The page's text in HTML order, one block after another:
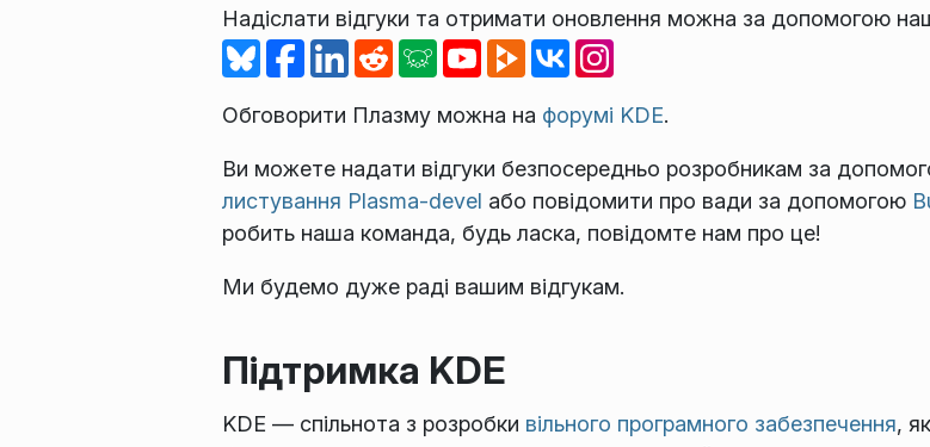
Надіслати відгуки та отримати оновлення можна за допомогою
Обговорити Плазму можна на форумі KDE.
Ви можете надати відгуки безпосередньо розробникам за
листування Plasma-devel або повідомити про вади за допомогою
робить наша команда, будь ласка, повідомте нам про це!
Ми будемо дуже раді вашим відгукам.
Підтримка KDE
KDE — спільнота з розробки вільного програмного забезпечення,